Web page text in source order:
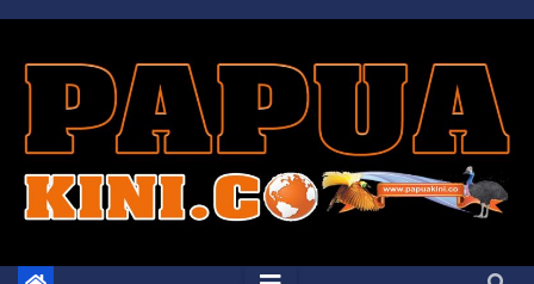
Skip
content